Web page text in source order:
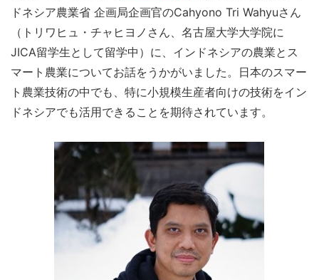
ドネシア農業省 企画局企画官のCahyono Tri Wahyuさん
（トリワヒュ・チャヒヨノさん、名古屋大学大学院に
JICA留学生として留学中）に、インドネシアの農業とス
マート農業についてお話をうかがいました。日本のスマー
ト農業技術の中でも、特に小規模生産者向けの技術をイン
ドネシアでも活用できることを期待されています。